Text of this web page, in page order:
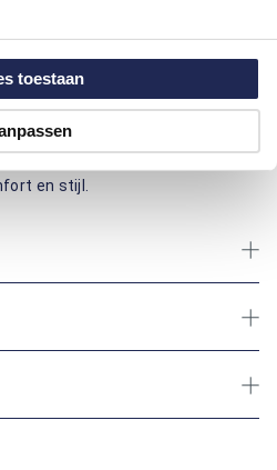
toestaan
comfort. Gemaakt van
en zacht gevoel, ideaal voor
motief zorgt voor een tijdloze
te combineren is met
zorgt voor een
is onderhoudsvriendelijk. Of je
en stijl.